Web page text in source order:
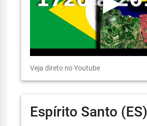
Veja direto no Youtube
Espírito Santo (ES)